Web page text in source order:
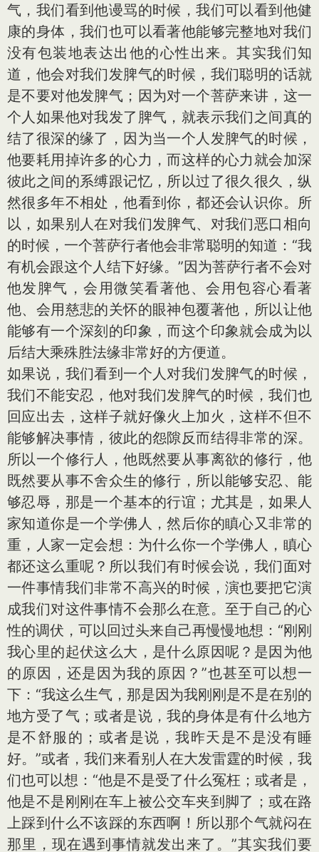
气，我们看到他谩骂的时候，我们可以看到他健
康的身体，我们也可以看著他能够完整地对我们
没有包装地表达出他的心性出来。其实我们知
道，他会对我们发脾气的时候，我们聪明的话就
是不要对他发脾气；因为对一个菩萨来讲，这一
个人如果他对我发了脾气，就表示我们之间真的
结了很深的缘了，因为当一个人发脾气的时候，
他要耗用掉许多的心力，而这样的心力就会加深
彼此之间的系缚跟记忆，所以过了很久很久，纵
然很多年不相处，他看到你，都还会认识你。所
以，如果别人在对我们发脾气、对我们恶口相向
的时候，一个菩萨行者他会非常聪明的知道：“我
有机会跟这个人结下好缘。”因为菩萨行者不会对
他发脾气，会用微笑看著他、会用包容心看著
他、会用慈悲的关怀的眼神包覆著他，所以让他
能够有一个深刻的印象，而这个印象就会成为以
后结大乘殊胜法缘非常好的方便道。
如果说，我们看到一个人对我们发脾气的时候，
我们不能安忍，他对我们发脾气的时候，我们也
回应出去，这样子就好像火上加火，这样不但不
能够解决事情，彼此的怨隙反而结得非常的深。
所以一个修行人，他既然要从事离欲的修行，他
既然要从事不舍众生的修行，所以能够安忍、能
够忍辱，那是一个基本的行谊；尤其是，如果人
家知道你是一个学佛人，然后你的瞋心又非常的
重，人家一定会想：为什么你一个学佛人，瞋心
都还这么重呢？所以我们有时候会说，我们面对
一件事情我们非常不高兴的时候，演也要把它演
成我们对这件事情不会那么在意。至于自己的心
性的调伏，可以回过头来自己再慢慢地想：“刚刚
我心里的起伏这么大，是什么原因呢？是因为他
的原因，还是因为我的原因？”也甚至可以想一
下：“我这么生气，那是因为我刚刚是不是在别的
地方受了气；或者是说，我的身体是有什么地方
是不舒服的；或者是说，我昨天是不是没有睡
好。”或者，我们来看别人在大发雷霆的时候，我
们也可以想：“他是不是受了什么冤枉；或者是，
他是不是刚刚在车上被公交车夹到脚了；或在路
上踩到什么不该踩的东西啊！所以那个气就闷在
那里，现在遇到事情就发出来了。”其实我们要